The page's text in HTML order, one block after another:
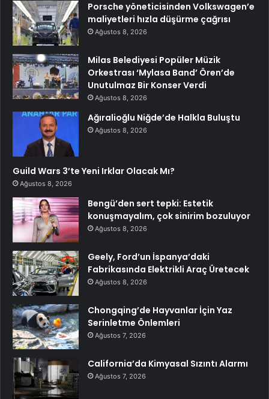
Porsche yöneticisinden Volkswagen’e
maliyetleri hızla düşürme çağrısı
Ağustos 8, 2026
Milas Belediyesi Popüler Müzik
Orkestrası ‘Mylasa Band’ Ören’de
Unutulmaz Bir Konser Verdi
Ağustos 8, 2026
Ağıralioğlu Niğde’de Halkla Buluştu
Ağustos 8, 2026
Guild Wars 3’te Yeni Irklar Olacak Mı?
Ağustos 8, 2026
Bengü’den sert tepki: Estetik
konuşmayalım, çok sinirim bozuluyor
Ağustos 8, 2026
Geely, Ford’un İspanya’daki
Fabrikasında Elektrikli Araç Üretecek
Ağustos 8, 2026
Chongqing’de Hayvanlar İçin Yaz
Serinletme Önlemleri
Ağustos 7, 2026
California’da Kimyasal Sızıntı Alarmı
Ağustos 7, 2026